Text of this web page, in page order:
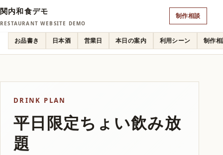
関内和食デモ
RESTAURANT WEBSITE DEMO
制作相談
お品書き 日本酒 営業日 本日の案内 利用シーン 制作
DRINK PLAN
平日限定ちょい飲み放
題